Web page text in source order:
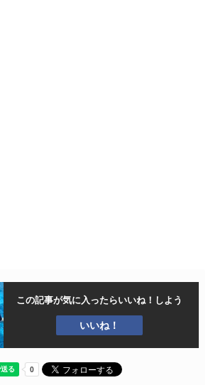
この記事が気に入ったらいいね！しよう
いいね！